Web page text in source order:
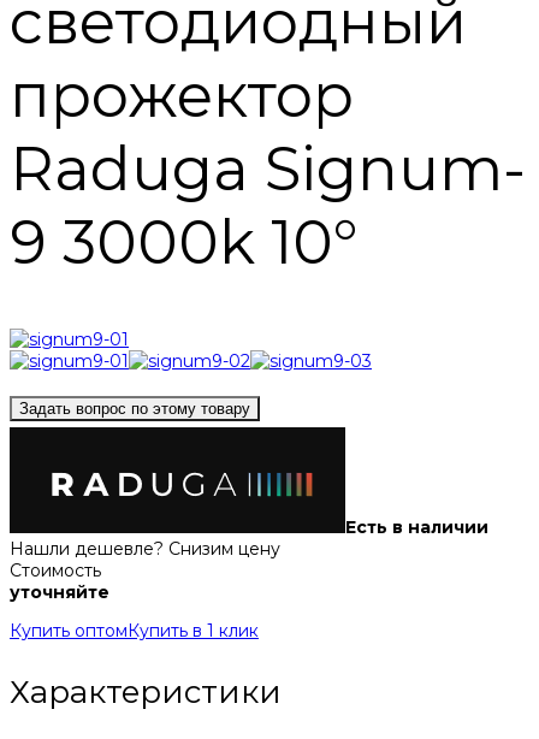
светодиодный
прожектор
Raduga Signum-
9 3000k 10°
Задать вопрос по этому товару
Есть в наличии
Нашли дешевле? Снизим цену
Стоимость
уточняйте
Купить оптом Купить в 1 клик
Характеристики